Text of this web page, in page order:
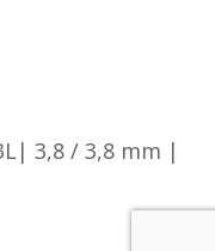
3,8 / 3,8 mm |